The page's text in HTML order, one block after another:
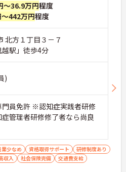
～36.9万円程度
442万円程度
北方１丁目３－７
駅」徒歩4分
)
員免許 ※認知症実践者研修
管理者研修修了者なら尚良
業少なめ 資格取得サポート
研修制度あり
収入 社会保険完備
交通費支給